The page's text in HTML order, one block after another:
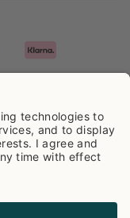
ausgezeichnet.